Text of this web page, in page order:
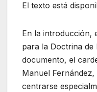
El texto está
En la introducción,
para la Doctrina de
documento, el
Manuel
centrarse